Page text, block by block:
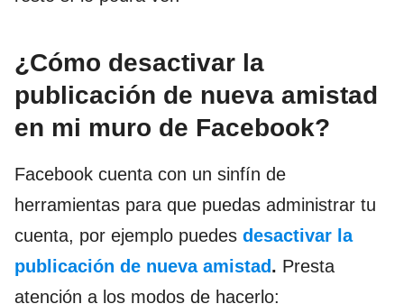
¿Cómo desactivar la
publicación de nueva amistad
en mi muro de Facebook?
Facebook cuenta con un sinfín de
herramientas para que puedas administrar tu
cuenta, por ejemplo puedes desactivar la
publicación de nueva amistad. Presta
atención a los modos de hacerlo: